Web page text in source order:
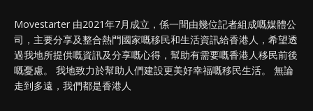
Movestarter 由2021年7月成立，係一間由幾位記者組成嘅媒體公
司，主要分享及整合熱門國家嘅移民和生活資訊給香港人，希望透
過我地所提供嘅資訊及分享嘅心得，幫助有需要嘅香港人移民前後
嘅憂慮。 我地致力於幫助人們建設更美好幸福嘅移民生活。 無論
走到多遠，我們都是香港人